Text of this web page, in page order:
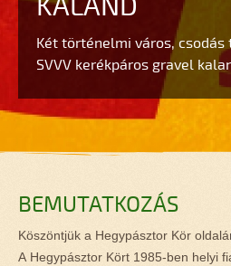
KALAND
Két történelmi város,
SVVV kerékpáros gravel
OSZKÓI
Folyamatosan haladnak a
kapcsolatos munkálatok.
Gyere, és csatlakozz hozzánk
Professzor Hegy H. Tibor
következhet be, melyekre
részletekért!
Szerencsére évről évre
és az autó helyett két
egyre vonzóbbá válik
RÁBAMENTÉN
Elindítjuk #vhrchallenge –
akciónkat!
Elrajtolt a Vasi Hegyhát
HEGYPÁSZTOR
Fogadjátok szeretettel
BEMUTATKOZÁS
Köszöntjük a Hegypásztor Kör
A Hegypásztor Kört 1985-ben helyi